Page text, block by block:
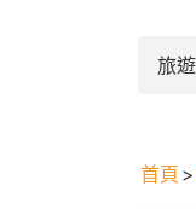
旅遊
首頁